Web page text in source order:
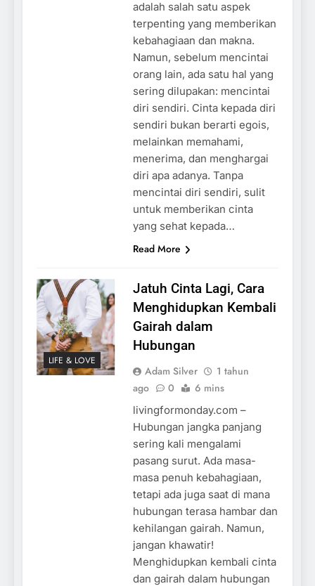
adalah salah satu aspek
terpenting yang memberikan
kebahagiaan dan makna.
Namun, sebelum mencintai
orang lain, ada satu hal yang
sering dilupakan: mencintai
diri sendiri. Cinta kepada diri
sendiri bukan berarti egois,
melainkan memahami,
menerima, dan menghargai
diri apa adanya. Tanpa
mencintai diri sendiri, sulit
untuk memberikan cinta
yang sehat kepada…
Read More
LIFE & LOVE
Jatuh Cinta Lagi, Cara
Menghidupkan Kembali
Gairah dalam
Hubungan
Adam Silver
1 tahun
ago
0 6 mins
livingformonday.com –
Hubungan jangka panjang
sering kali mengalami
pasang surut. Ada masa-
masa penuh kebahagiaan,
tetapi ada juga saat di mana
hubungan terasa hambar dan
kehilangan gairah. Namun,
jangan khawatir!
Menghidupkan kembali cinta
dan gairah dalam hubungan